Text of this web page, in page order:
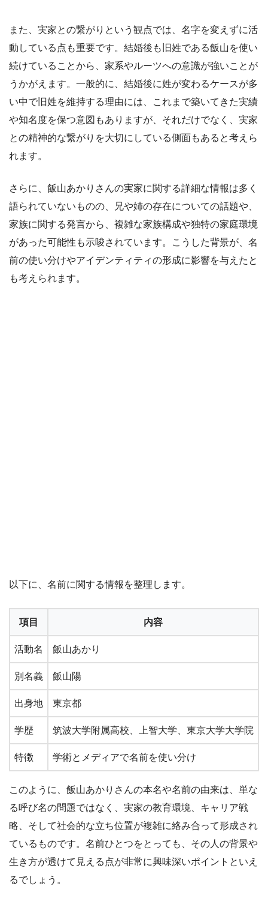
また、実家との繋がりという観点では、名字を変えずに活
動している点も重要です。結婚後も旧姓である飯山を使い
続けていることから、家系やルーツへの意識が強いことが
うかがえます。一般的に、結婚後に姓が変わるケースが多
い中で旧姓を維持する理由には、これまで築いてきた実績
や知名度を保つ意図もありますが、それだけでなく、実家
との精神的な繋がりを大切にしている側面もあると考えら
れます。
さらに、飯山あかりさんの実家に関する詳細な情報は多く
語られていないものの、兄や姉の存在についての話題や、
家族に関する発言から、複雑な家族構成や独特の家庭環境
があった可能性も示唆されています。こうした背景が、名
前の使い分けやアイデンティティの形成に影響を与えたと
も考えられます。
以下に、名前に関する情報を整理します。
項目 内容
活動名 飯山あかり
別名義 飯山陽
出身地 東京都
学歴 筑波大学附属高校、上智大学、東京大学大学院
特徴 学術とメディアで名前を使い分け
このように、飯山あかりさんの本名や名前の由来は、単な
る呼び名の問題ではなく、実家の教育環境、キャリア戦
略、そして社会的な立ち位置が複雑に絡み合って形成され
ているものです。名前ひとつをとっても、その人の背景や
生き方が透けて見える点が非常に興味深いポイントといえ
るでしょう。